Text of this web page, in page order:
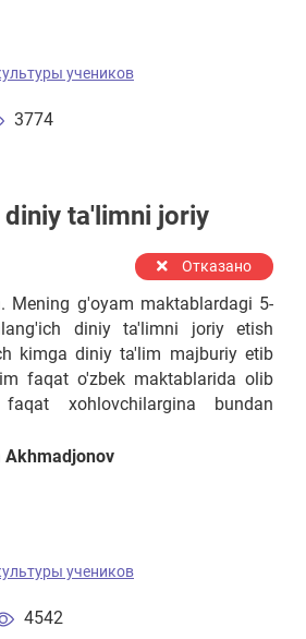
3774
учеников
diniy ta'limni joriy
Отказано
Mening g'oyam maktablardagi 5-
diniy ta'limni joriy etish
kimga diniy ta'lim majburiy etib
faqat o'zbek maktablarida olib
xohlovchilargina bundan
ajratib qo'ymasligi uchun faqat
oshiriladi.Amalgan oshsa,
ustozlarga hurmat, ota-onaga
4542
учеников